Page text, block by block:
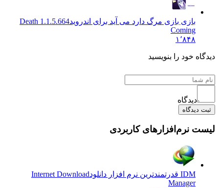
بازی بازی مرگ دارد می آید برای اندروید
1.1.5.664 Death
Coming
۱٬۸۴۸
دیدگاه خود را بنویسید
دیدگاه
ثبت دیدگاه
لیست نرم‌افزارهای کاربردی
IDM قدرتمندترین نرم افزار دانلود
Internet Download
Manager